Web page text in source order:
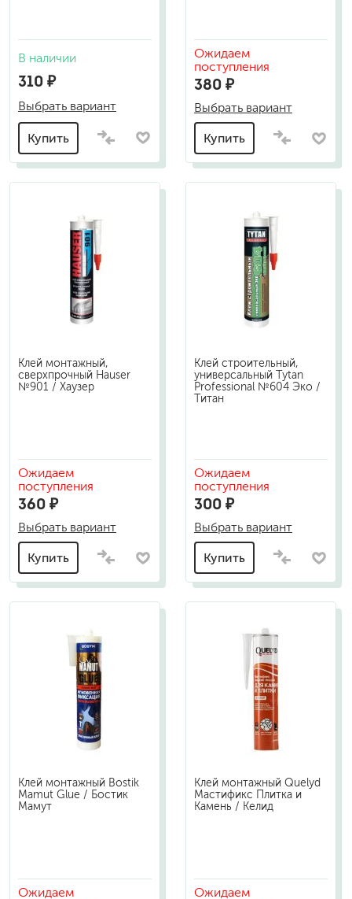
В наличии
310 ₽
Выбрать вариант
Купить
Ожидаем
поступления
380 ₽
Выбрать вариант
Купить
Клей монтажный,
сверхпрочный Hauser
№901 / Хаузер
Ожидаем
поступления
360 ₽
Выбрать вариант
Купить
Клей строительный,
универсальный Tytan
Professional №604 Эко /
Титан
Ожидаем
поступления
300 ₽
Выбрать вариант
Купить
Клей монтажный Bostik
Mamut Glue / Бостик
Мамут
Ожидаем
Клей монтажный Quelyd
Мастификс Плитка и
Камень / Келид
Ожидаем